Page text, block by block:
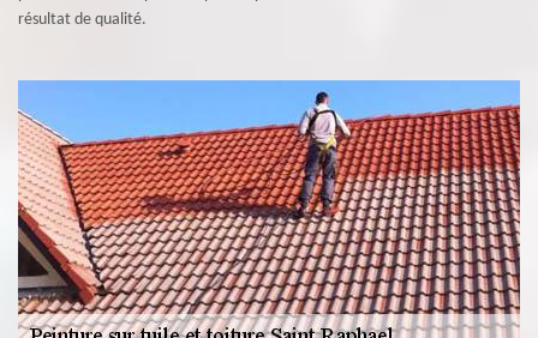
résultat de qualité.